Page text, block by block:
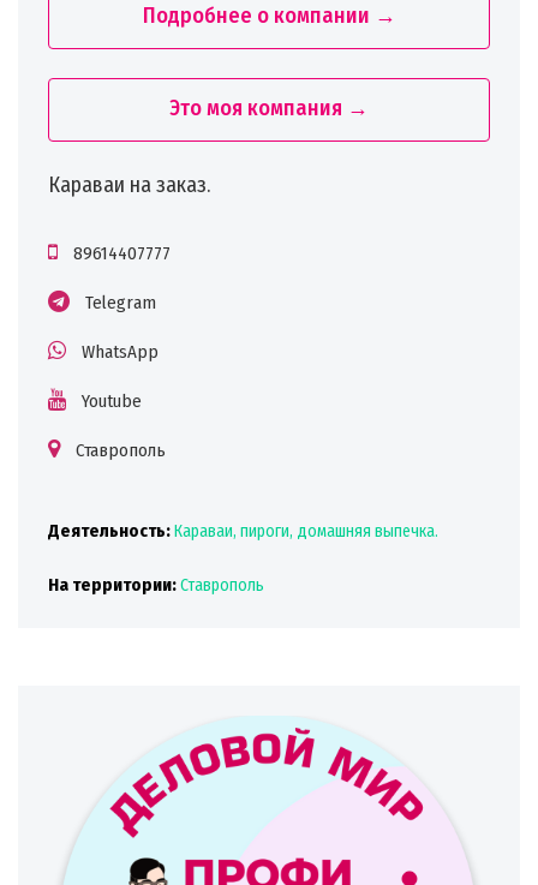
Подробнее о компании →
Это моя компания →
Караваи на заказ.
89614407777
Telegram
WhatsApp
Youtube
Ставрополь
Деятельность:Караваи, пироги, домашняя выпечка.
На территории:Ставрополь